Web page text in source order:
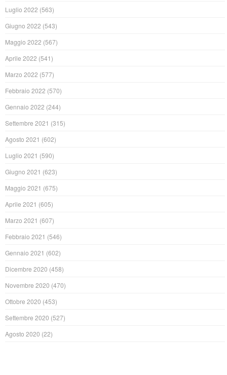
Luglio 2022 (563)
Giugno 2022 (543)
Maggio 2022 (567)
Aprile 2022 (541)
Marzo 2022 (577)
Febbraio 2022 (570)
Gennaio 2022 (244)
Settembre 2021 (315)
Agosto 2021 (602)
Luglio 2021 (590)
Giugno 2021 (623)
Maggio 2021 (675)
Aprile 2021 (605)
Marzo 2021 (607)
Febbraio 2021 (546)
Gennaio 2021 (602)
Dicembre 2020 (458)
Novembre 2020 (470)
Ottobre 2020 (453)
Settembre 2020 (527)
Agosto 2020 (22)